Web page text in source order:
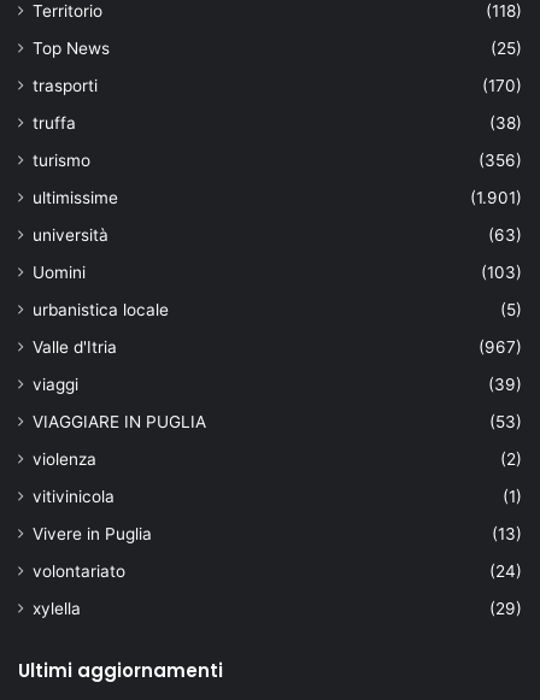
Territorio
(118)
Top News
(25)
trasporti
(170)
truffa
(38)
turismo
(356)
ultimissime
(1.901)
università
(63)
Uomini
(103)
urbanistica locale
(5)
Valle d'Itria
(967)
viaggi
(39)
VIAGGIARE IN PUGLIA
(53)
violenza
(2)
vitivinicola
(1)
Vivere in Puglia
(13)
volontariato
(24)
xylella
(29)
Ultimi aggiornamenti